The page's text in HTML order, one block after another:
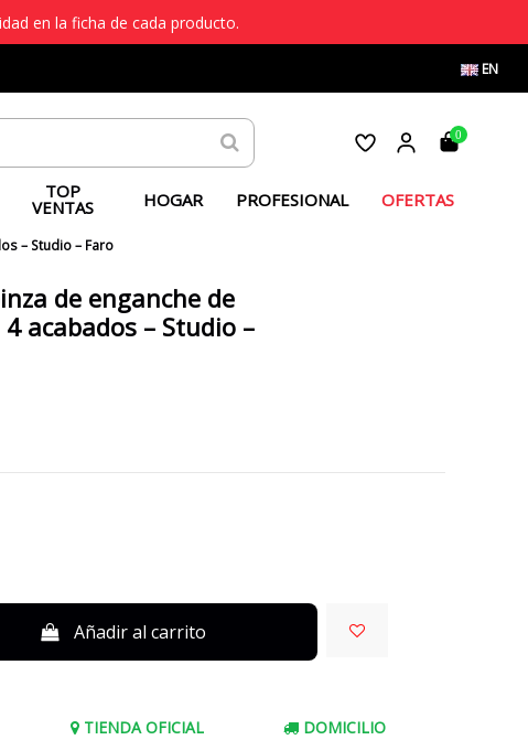
en la ficha de cada producto.
EN
0
TOP
VENTAS HOGAR PROFESIONAL OFERTAS
– Studio – Faro
de enganche de
acabados – Studio –
Añadir al carrito
TIENDA OFICIAL
DOMICILIO